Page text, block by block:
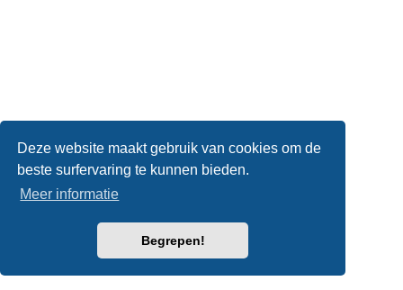
Deze website maakt gebruik van cookies om de
beste surfervaring te kunnen bieden.
Meer informatie
Begrepen!